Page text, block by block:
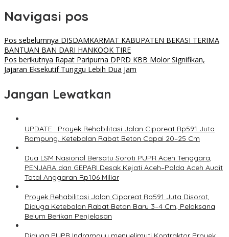
Navigasi pos
Pos sebelumnya DISDAMKARMAT KABUPATEN BEKASI TERIMA
BANTUAN BAN DARI HANKOOK TIRE
Pos berikutnya Rapat Paripurna DPRD KBB Molor Signifikan,
Jajaran Eksekutif Tunggu Lebih Dua Jam
Jangan Lewatkan
UPDATE : Proyek Rehabilitasi Jalan Ciporeat Rp591 Juta
Rampung, Ketebalan Rabat Beton Capai 20–25 Cm
Dua LSM Nasional Bersatu Soroti PUPR Aceh Tenggara,
PENJARA dan GEPARI Desak Kejati Aceh–Polda Aceh Audit
Total Anggaran Rp106 Miliar
Proyek Rehabilitasi Jalan Ciporeat Rp591 Juta Disorot,
Diduga Ketebalan Rabat Beton Baru 3–4 Cm, Pelaksana
Belum Berikan Penjelasan